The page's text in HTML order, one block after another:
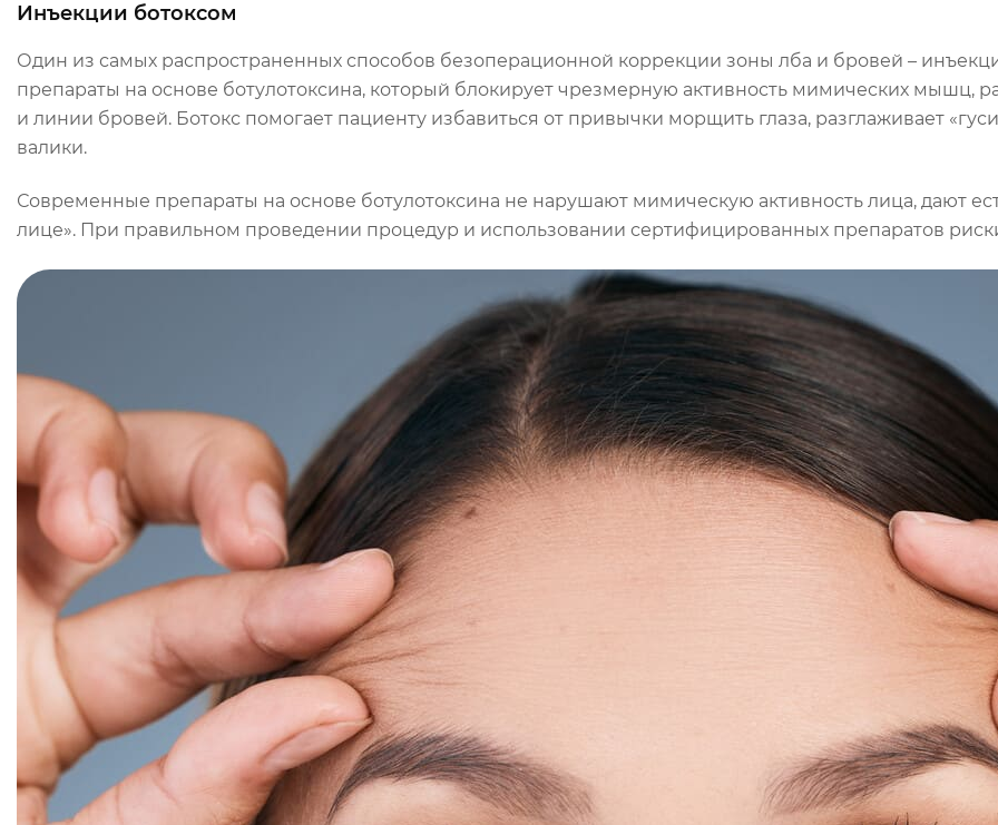
Инъекции ботоксом
Один из самых распространенных способов безоперационной коррекции зоны лба и бровей –
препараты на основе ботулотоксина, который блокирует чрезмерную активность мимических мышц,
и линии бровей. Ботокс помогает пациенту избавиться от привычки морщить глаза, разглаживает
валики.
Современные препараты на основе ботулотоксина не нарушают мимическую активность лица, дают
лице». При правильном проведении процедур и использовании сертифицированных препаратов